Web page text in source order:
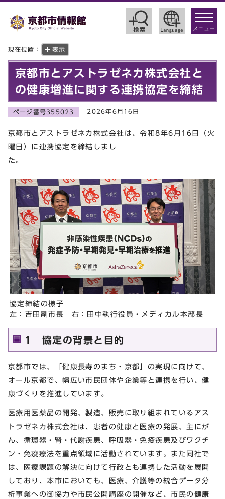
toggle
メニュー
現在位置： 表示
京都市とアストラゼネカ株式会社と
の健康増進に関する連携協定を締結
ページ番号355023 2026年6月16日
京都市とアストラゼネカ株式会社は、令和8年6月16日（火
曜日）に連携協定を締結しまし
協定締結の様子
左：吉田副市長 右：田中執行役員・メディカル本部長
1 協定の背景と目的
京都市では、「健康長寿のまち・京都」の実現に向けて、
オール京都で、幅広い市民団体や企業等と連携を行い、健
康づくりを推進しています。
医療用医薬品の開発、製造、販売に取り組まれているアス
トラゼネカ株式会社は、患者の健康と医療の発展、主にが
ん、循環器・腎・代謝疾患、呼吸器・免疫疾患及びワクチ
ン・免疫療法を重点領域に活動されています。また同社で
は、医療課題の解決に向けて行政とも連携した活動を展開
しており、本市においても、医療、介護等の統合データ分
析事業への御協力や市民公開講座の開催など、市民の健康